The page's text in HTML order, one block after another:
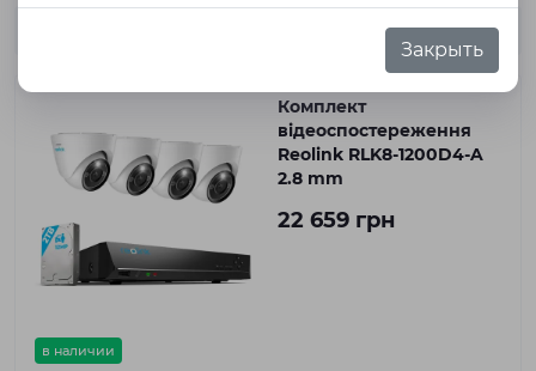
Закрыть
в наличии
Комплект
відеоспостереження
Reolink RLK8-1200D4-A
2.8 mm
22 659 грн